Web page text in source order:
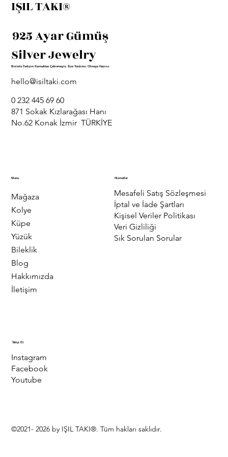
IŞIL TAKI®
925 Ayar Gümüş
Silver Jewelry
Bizimle İletişim Kurmaktan Çekinmeyin, Size Yardımcı Olmaya Hazırız.
hello@isiltaki.com
0 232 445 69 60
871 Sokak Kızlarağası Hanı
No.62 Konak İzmir TÜRKİYE
Menu
Mağaza
Kolye
Küpe
Yüzük
Bileklik
Blog
Hakkımızda
İletişim
Hizmetler
Mesafeli Satış Sözleşmesi
İptal ve İade Şartları
Kişisel Veriler Politikası
Veri Gizliliği
Sık Sorulan Sorular
Takip Et
Instagram
Facebook
Youtube
©2021- 2026 by IŞIL TAKI®. Tüm hakları saklıdır.